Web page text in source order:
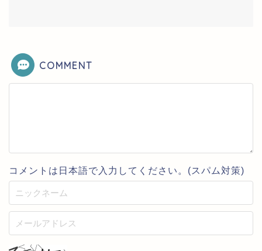
COMMENT
コメントは日本語で入力してください。(スパム対策)